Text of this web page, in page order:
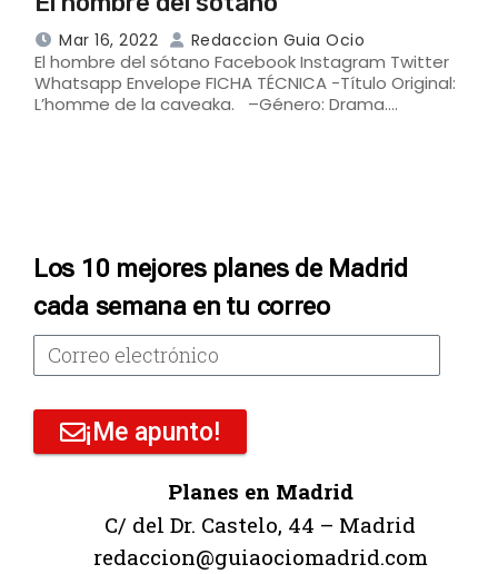
Mar 16, 2022 Redaccion Guia Ocio
El hombre del sótano Facebook Instagram Twitter
Whatsapp Envelope FICHA TÉCNICA -Título Original:
L’homme de la caveaka. –Género: Drama.…
Los 10 mejores planes de Madrid
cada semana en tu correo
¡Me apunto!
Planes en Madrid
C/ del Dr. Castelo, 44 – Madrid
redaccion@guiaociomadrid.com